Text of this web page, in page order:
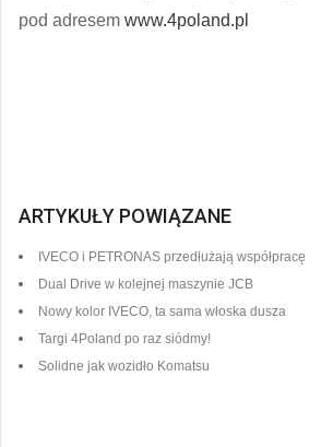
pod adresem www.4poland.pl
ARTYKUŁY POWIĄZANE
IVECO i PETRONAS przedłużają współpracę
Dual Drive w kolejnej maszynie JCB
Nowy kolor IVECO, ta sama włoska dusza
Targi 4Poland po raz siódmy!
Solidne jak wozidło Komatsu